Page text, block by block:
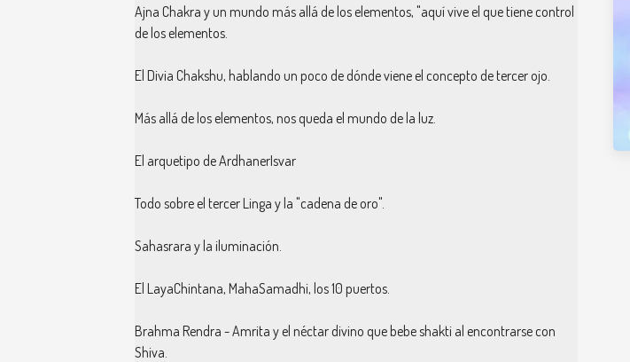
Ajna Chakra y un mundo más allá de los elementos, "aquí vive el que tiene control
de los elementos.
El Divia Chakshu, hablando un poco de dónde viene el concepto de tercer ojo.
Más allá de los elementos, nos queda el mundo de la luz.
El arquetipo de ArdhanerIsvar
Todo sobre el tercer Linga y la "cadena de oro".
Sahasrara y la iluminación.
El LayaChintana, MahaSamadhi, los 10 puertos.
Brahma Rendra - Amrita y el néctar divino que bebe shakti al encontrarse con
Shiva.